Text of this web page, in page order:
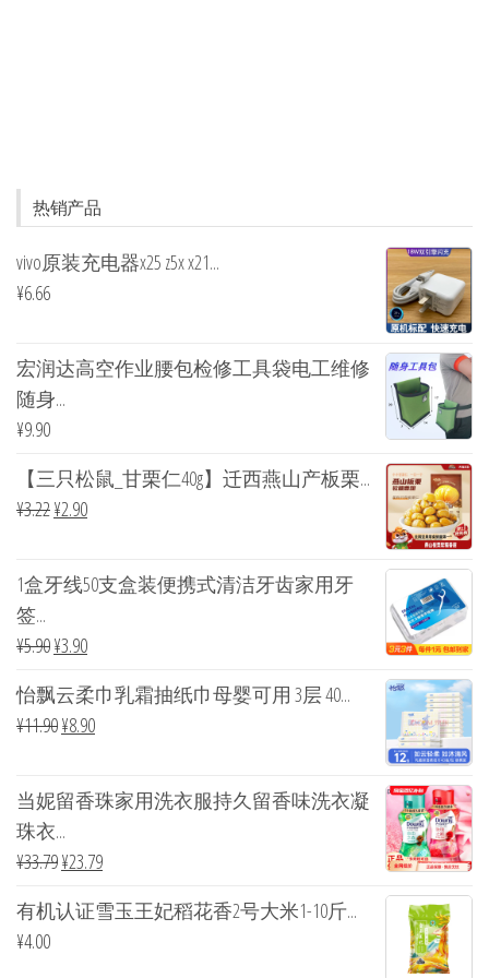
热销产品
vivo原装充电器x25 z5x x21...
¥6.66
宏润达高空作业腰包检修工具袋电工维修
随身...
¥9.90
【三只松鼠_甘栗仁40g】迁西燕山产板栗...
¥3.22¥2.90
1盒牙线50支盒装便携式清洁牙齿家用牙
签...
¥5.90¥3.90
怡飘云柔巾乳霜抽纸巾母婴可用 3层 40...
¥11.90¥8.90
当妮留香珠家用洗衣服持久留香味洗衣凝
珠衣...
¥33.79¥23.79
有机认证雪玉王妃稻花香2号大米1-10斤...
¥4.00